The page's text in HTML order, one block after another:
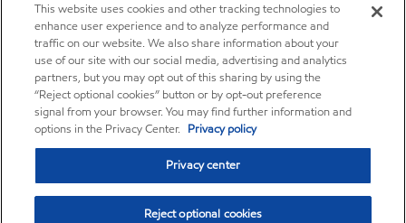
This website uses cookies and other tracking technologies to
enhance user experience and to analyze performance and
traffic on our website. We also share information about your
use of our site with our social media, advertising and analytics
partners, but you may opt out of this sharing by using the
“Reject optional cookies” button or by opt-out preference
signal from your browser. You may find further information and
options in the Privacy Center. Privacy policy
Privacy center
Reject optional cookies